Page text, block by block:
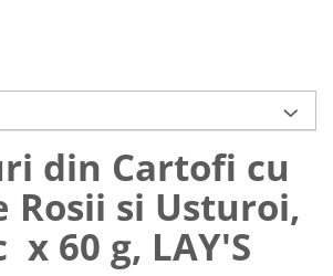
din Cartofi cu
Rosii si Usturoi,
x 60 g, LAY'S